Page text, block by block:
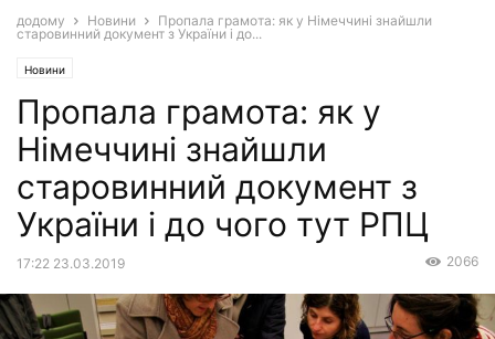
додому Новини
Пропала грамота: як у Німеччині знайшли
старовинний документ з України і до...
Новини
Пропала грамота: як у
Німеччині знайшли
старовинний документ з
України і до чого тут РПЦ
17:22 23.03.2019 2066